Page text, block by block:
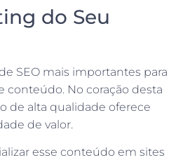
do Seu
SEO mais importantes para
conteúdo. No coração desta
de alta qualidade oferece
de valor.
esse conteúdo em sites